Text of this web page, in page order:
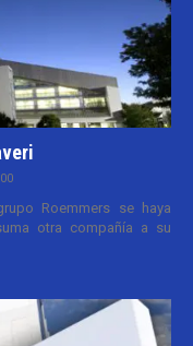
Roemmers se haya
otra compañía a su